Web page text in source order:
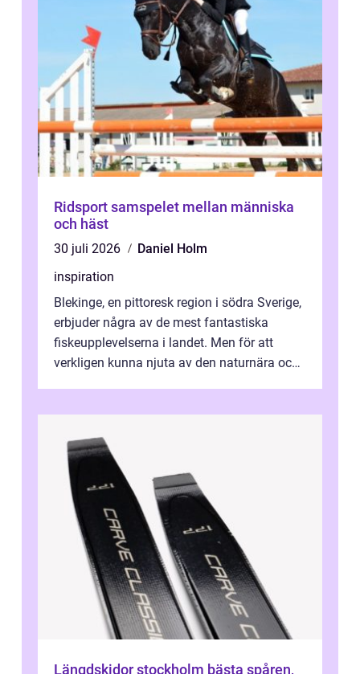
Ridsport samspelet mellan människa
och häst
30 juli 2026
Daniel Holm
inspiration
Blekinge, en pittoresk region i södra Sverige,
erbjuder några av de mest fantastiska
fiskeupplevelserna i landet. Men för att
verkligen kunna njuta av den naturnära och
Längdskidor stockholm bästa spåren,